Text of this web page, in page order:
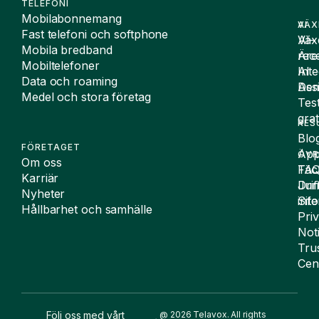
TELEFONI
Mobilabonnemang
Fast telefoni och softphone
Mobila bredband
Mobiltelefoner
Data och roaming
Medel och stora företag
FÖRETAGET
Om oss
Karriär
Nyheter
Hållbarhet och samhälle
AI
AI-
AI
@ 2026 Telavox. All rights
Följ oss med vårt